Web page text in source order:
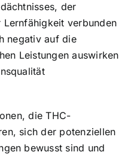
der
verbunden
negativ auf die
Leistungen auswirken
die THC-
sich der potenziellen
bewusst sind und